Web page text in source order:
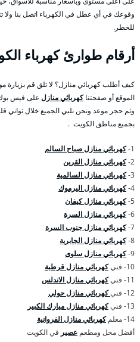
وقوعك في أي عطل في الكهرباء اتصل بنا
للخطر.
أرقام طوارئ كهرباء
كيف أطلب كهربائي منازل؟ لا تلق قم بزيارة
الموقع أو صفحتناكهربائي منازل على فيس
وثم حجر موعد ونحن نلبي الجميع خلال ثواني
بجميع مناطق الكويت .
1- كهربائي منازل صباح السالم
2- كهربائي منازل القرين
3- كهربائي منازل السالمية
4- كهربائي منازل اليرموك
5- كهربائي منازل كيفان
6- كهربائي منازل السرة
7- كهربائي منازل جنوب السرة
8- كهربائي منازل الجابرية
9- كهربائي منازل سلوى
10- فني
كهربائي منازل قرطبة
11- فني
كهربائي منازل الاندلس
12- فني
كهربائي منازل حولي
13- فني
كهربائي منازل ميارك الكبير
14- معلم
كهربائي منازل الفروانية
أفضل محل ومطعم عصير في الكويت